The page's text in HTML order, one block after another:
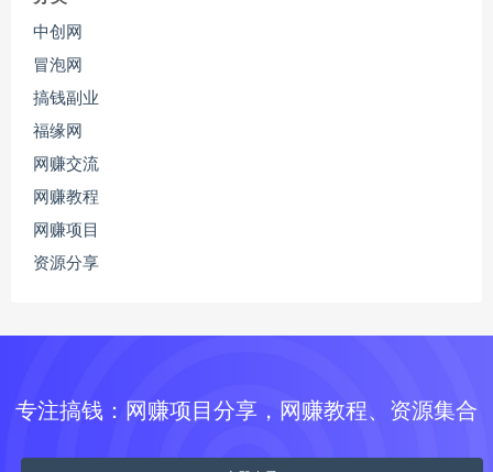
中创网
冒泡网
搞钱副业
福缘网
网赚交流
网赚教程
网赚项目
资源分享
专注搞钱：网赚项目分享，网赚教程、资源集合